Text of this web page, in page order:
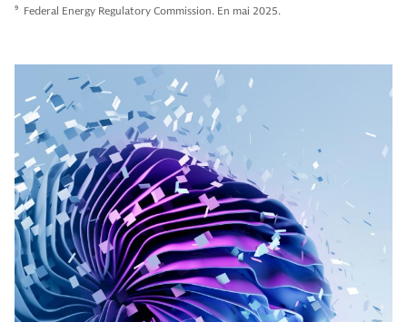
9 Federal Energy Regulatory Commission. En mai 2025.